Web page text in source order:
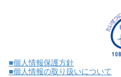
■個人情報保護方針
■個人情報の取り扱いについて